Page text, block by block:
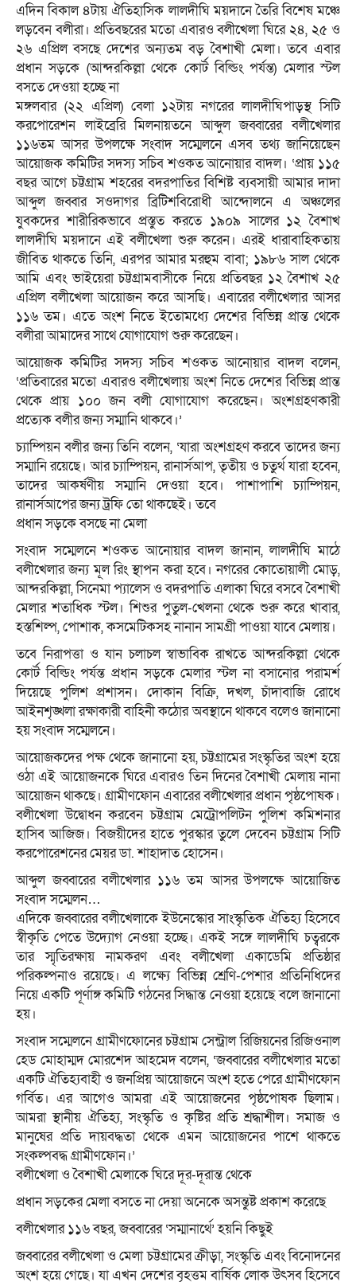
এদিন বিকাল ৪টায় ঐতিহাসিক লালদীঘি ময়দানে তৈরি বিশেষ মঞ্চে
লড়বেন বলীরা। প্রতিবছরের মতো এবারও বলীখেলা ঘিরে ২৪, ২৫ ও
২৬ এপ্রিল বসছে দেশের অন্যতম বড় বৈশাখী মেলা। তবে এবার
প্রধান সড়কে (আন্দরকিল্লা থেকে কোর্ট বিল্ডিং পর্যন্ত) মেলার স্টল
বসতে দেওয়া হচ্ছে না
মঙ্গলবার (২২ এপ্রিল) বেলা ১২টায় নগরের লালদীঘিপাড়স্থ সিটি
করপোরেশন লাইব্রেরি মিলনায়তনে আব্দুল জব্বারের বলীখেলার
১১৬তম আসর উপলক্ষে সংবাদ সম্মেলনে এসব তথ্য জানিয়েছেন
আয়োজক কমিটির সদস্য সচিব শওকত আনোয়ার বাদল। ‘প্রায় ১১৫
বছর আগে চট্টগ্রাম শহরের বদরপাতির বিশিষ্ট ব্যবসায়ী আমার দাদা
আব্দুল জব্বার সওদাগর ব্রিটিশবিরোধী আন্দোলনে এ অঞ্চলের
যুবকদের শারীরিকভাবে প্রস্তুত করতে ১৯০৯ সালের ১২ বৈশাখ
লালদীঘি ময়দানে এই বলীখেলা শুরু করেন। এরই ধারাবাহিকতায়
জীবিত থাকতে তিনি, এরপর আমার মরহুম বাবা; ১৯৮৬ সাল থেকে
আমি এবং ভাইয়েরা চট্টগ্রামবাসীকে নিয়ে প্রতিবছর ১২ বৈশাখ ২৫
এপ্রিল বলীখেলা আয়োজন করে আসছি। এবারের বলীখেলার আসর
১১৬ তম। এতে অংশ নিতে ইতোমধ্যে দেশের বিভিন্ন প্রান্ত থেকে
বলীরা আমাদের সাথে যোগাযোগ শুরু করেছেন।
আয়োজক কমিটির সদস্য সচিব শওকত আনোয়ার বাদল বলেন,
‘প্রতিবারের মতো এবারও বলীখেলায় অংশ নিতে দেশের বিভিন্ন প্রান্ত
থেকে প্রায় ১০০ জন বলী যোগাযোগ করেছেন। অংশগ্রহণকারী
প্রত্যেক বলীর জন্য সম্মানি থাকবে।’
চ্যাম্পিয়ন বলীর জন্য তিনি বলেন, ‘যারা অংশগ্রহণ করবে তাদের জন্য
সম্মানি রয়েছে। আর চ্যাম্পিয়ন, রানার্সআপ, তৃতীয় ও চতুর্থ যারা হবেন,
তাদের আকর্ষণীয় সম্মানি দেওয়া হবে। পাশাপাশি চ্যাম্পিয়ন,
রানার্সআপের জন্য ট্রফি তো থাকছেই। তবে
প্রধান সড়কে বসছে না মেলা
সংবাদ সম্মেলনে শওকত আনোয়ার বাদল জানান, লালদীঘি মাঠে
বলীখেলার জন্য মূল রিং স্থাপন করা হবে। নগরের কোতোয়ালী মোড়,
আন্দরকিল্লা, সিনেমা প্যালেস ও বদরপাতি এলাকা ঘিরে বসবে বৈশাখী
মেলার শতাধিক স্টল। শিশুর পুতুল-খেলনা থেকে শুরু করে খাবার,
হস্তশিল্প, পোশাক, কসমেটিকসহ নানান সামগ্রী পাওয়া যাবে মেলায়।
তবে নিরাপত্তা ও যান চলাচল স্বাভাবিক রাখতে আন্দরকিল্লা থেকে
কোর্ট বিল্ডিং পর্যন্ত প্রধান সড়কে মেলার স্টল না বসানোর পরামর্শ
দিয়েছে পুলিশ প্রশাসন। দোকান বিক্রি, দখল, চাঁদাবাজি রোধে
আইনশৃঙ্খলা রক্ষাকারী বাহিনী কঠোর অবস্থানে থাকবে বলেও জানানো
হয় সংবাদ সম্মেলনে।
আয়োজকদের পক্ষ থেকে জানানো হয়, চট্টগ্রামের সংস্কৃতির অংশ হয়ে
ওঠা এই আয়োজনকে ঘিরে এবারও তিন দিনের বৈশাখী মেলায় নানা
আয়োজন থাকছে। গ্রামীণফোন এবারের বলীখেলার প্রধান পৃষ্ঠপোষক।
বলীখেলা উদ্বোধন করবেন চট্টগ্রাম মেট্রোপলিটন পুলিশ কমিশনার
হাসিব আজিজ। বিজয়ীদের হাতে পুরস্কার তুলে দেবেন চট্টগ্রাম সিটি
করপোরেশনের মেয়র ডা. শাহাদাত হোসেন।
আব্দুল জব্বারের বলীখেলার ১১৬ তম আসর উপলক্ষে আয়োজিত
সংবাদ সম্মেলন…
এদিকে জব্বারের বলীখেলাকে ইউনেস্কোর সাংস্কৃতিক ঐতিহ্য হিসেবে
স্বীকৃতি পেতে উদ্যোগ নেওয়া হচ্ছে। একই সঙ্গে লালদীঘি চত্বরকে
তার স্মৃতিরক্ষায় নামকরণ এবং বলীখেলা একাডেমি প্রতিষ্ঠার
পরিকল্পনাও রয়েছে। এ লক্ষ্যে বিভিন্ন শ্রেণি-পেশার প্রতিনিধিদের
নিয়ে একটি পূর্ণাঙ্গ কমিটি গঠনের সিদ্ধান্ত নেওয়া হয়েছে বলে জানানো
হয়।
সংবাদ সম্মেলনে গ্রামীণফোনের চট্টগ্রাম সেন্ট্রাল রিজিয়নের রিজিওনাল
হেড মোহাম্মদ মোরশেদ আহমেদ বলেন, ‘জব্বারের বলীখেলার মতো
একটি ঐতিহ্যবাহী ও জনপ্রিয় আয়োজনে অংশ হতে পেরে গ্রামীণফোন
গর্বিত। এর আগেও আমরা এই আয়োজনের পৃষ্ঠপোষক ছিলাম।
আমরা স্থানীয় ঐতিহ্য, সংস্কৃতি ও কৃষ্টির প্রতি শ্রদ্ধাশীল। সমাজ ও
মানুষের প্রতি দায়বদ্ধতা থেকে এমন আয়োজনের পাশে থাকতে
সংকল্পবদ্ধ গ্রামীণফোন।’
বলীখেলা ও বৈশাখী মেলাকে ঘিরে দূর-দূরান্ত থেকে
প্রধান সড়কের মেলা বসতে না দেয়া অনেকে অসন্তুষ্ট প্রকাশ করেছে
বলীখেলার ১১৬ বছর, জব্বারের ‘সম্মানার্থে’ হয়নি কিছুই
জব্বারের বলীখেলা ও মেলা চট্টগ্রামের ক্রীড়া, সংস্কৃতি এবং বিনোদনের
অংশ হয়ে গেছে। যা এখন দেশের বৃহত্তম বার্ষিক লোক উৎসব হিসেবে